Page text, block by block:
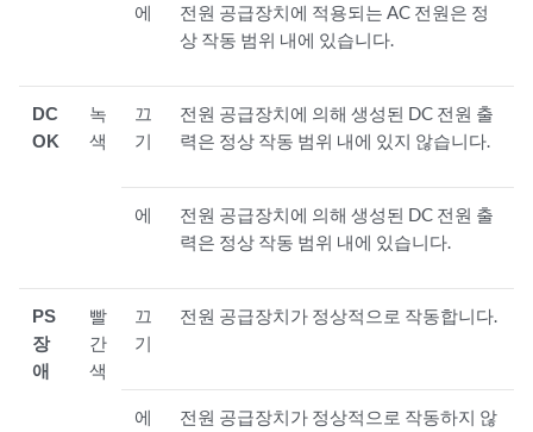
에
전원 공급장치에 적용되는 AC 전원은 정
상 작동 범위 내에 있습니다.
DC
OK
녹
색
끄
기
전원 공급장치에 의해 생성된 DC 전원 출
력은 정상 작동 범위 내에 있지 않습니다.
에
전원 공급장치에 의해 생성된 DC 전원 출
력은 정상 작동 범위 내에 있습니다.
PS
장
애
빨
간
색
끄
기
전원 공급장치가 정상적으로 작동합니다.
에
전원 공급장치가 정상적으로 작동하지 않